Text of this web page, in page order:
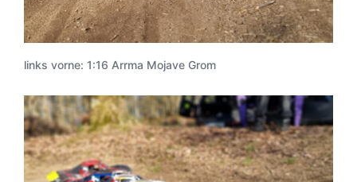
links vorne: 1:16 Arrma Mojave Grom